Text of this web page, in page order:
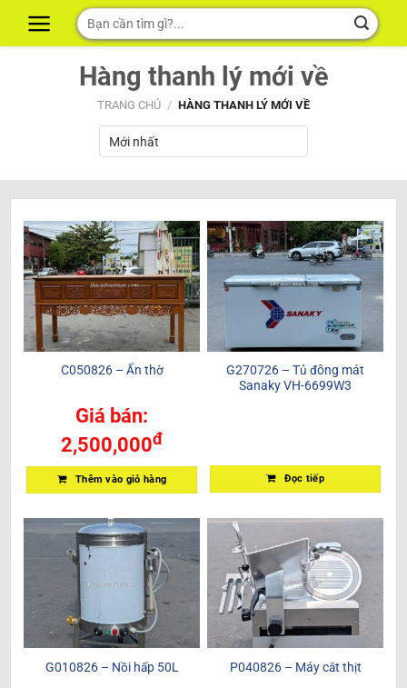
Tìm
kiếm:
Hàng thanh lý mới về
TRANG CHỦ / HÀNG THANH LÝ MỚI VỀ
C050826 – Ấn thờ
Giá bán:
2,500,000đ
Thêm vào giỏ hàng
G270726 – Tủ đông mát
Sanaky VH-6699W3
Đọc tiếp
G010826 – Nồi hấp 50L P040826 – Máy cắt thịt